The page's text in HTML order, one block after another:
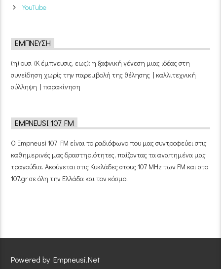
YouTube
ΈΜΠΝΕΥΣΗ
(η) ουσ. (Κ έμπνευσις, εως): η ξαφνική γένεση μιας ιδέας στη
συνείδηση χωρίς την παρεμβολή της θέλησης | καλλιτεχνική
σύλληψη | παρακίνηση
EMPNEUSI 107 FM
Ο Empneusi 107 FM είναι το ραδιόφωνο που μας συντροφεύει στις
καθημερινές μας δραστηριότητες, παίζοντας τα αγαπημένα μας
τραγούδια. Ακούγεται στις Κυκλάδες στους 107 MHz των FM και στο
107.gr σε όλη την Ελλάδα και τον κόσμο.
Powered by Empneusi.Net